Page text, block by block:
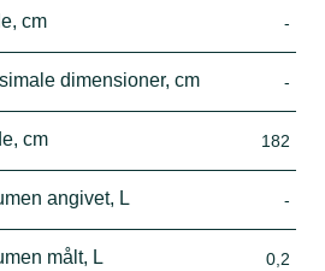
cm -
dimensioner, cm -
cm 182
angivet, L -
målt, L 0,2